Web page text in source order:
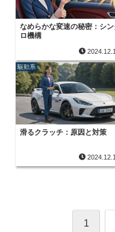
なめらかな変速の秘密：シン
ロ機構
駆動系
滑るクラッチ：原因と対策
1